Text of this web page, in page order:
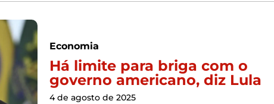
Economia
Há limite para briga com o
governo americano, diz Lula
4 de agosto de 2025